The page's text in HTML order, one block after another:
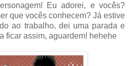
Eu adorei, e vocês?
que vocês conhecem? Já estive
ao trabalho, dei uma parada e
ficar assim, aguardem! hehehe